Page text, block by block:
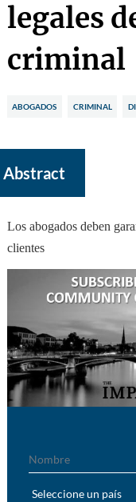
legales
criminal
ABOGADOS CRIMINAL
Abstract
Los abogados deben
clientes